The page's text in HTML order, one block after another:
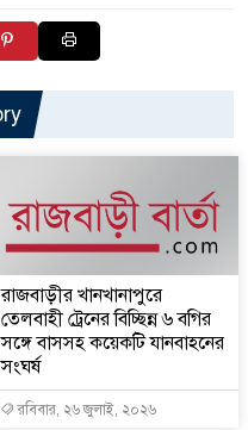
রাজবাড়ীর খানখানাপুরে
তেলবাহী ট্রেনের বিচ্ছিন্ন ৬ বগির
সঙ্গে বাসসহ কয়েকটি যানবাহনের
সংঘর্ষ
রবিবার, ২৬ জুলাই, ২০২৬